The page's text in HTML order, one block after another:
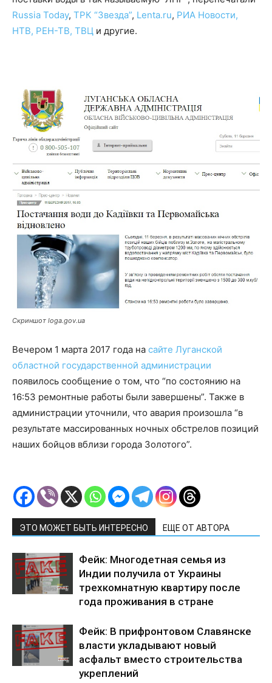
Russia Today, ТРК “Звезда”, Lenta.ru, РИА Новости,
НТВ, РЕН-ТВ, ТВЦ и другие.
Скриншот loga.gov.ua
Вечером 1 марта 2017 года на сайте Луганской
областной государственной администрации
появилось сообщение о том, что “по состоянию на
16:53 ремонтные работы были завершены”. Также в
администрации уточнили, что авария произошла “в
результате массированных ночных обстрелов позиций
наших бойцов вблизи города Золотого”.
ЭТО МОЖЕТ БЫТЬ ИНТЕРЕСНО ЕЩЕ ОТ АВТОРА
Фейк: Многодетная семья из
Индии получила от Украины
трехкомнатную квартиру после
года проживания в стране
Фейк: В прифронтовом Славянске
власти укладывают новый
асфальт вместо строительства
укреплений